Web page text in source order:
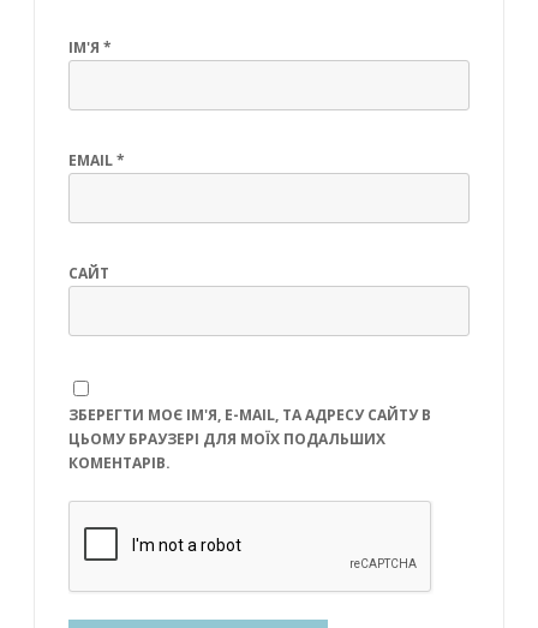
ІМ'Я *
EMAIL*
САЙТ
ЗБЕРЕГТИ МОЄ ІМ'Я, E-MAIL, ТА АДРЕСУ САЙТУ В
ЦЬОМУ БРАУЗЕРІ ДЛЯ МОЇХ ПОДАЛЬШИХ
КОМЕНТАРІВ.